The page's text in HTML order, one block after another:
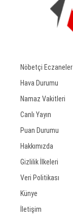
Nöbetçi Eczaneler
Hava Durumu
Namaz Vakitleri
Canlı Yayın
Puan Durumu
Hakkımızda
Gizlilik İlkeleri
Veri Politikası
Künye
İletişim